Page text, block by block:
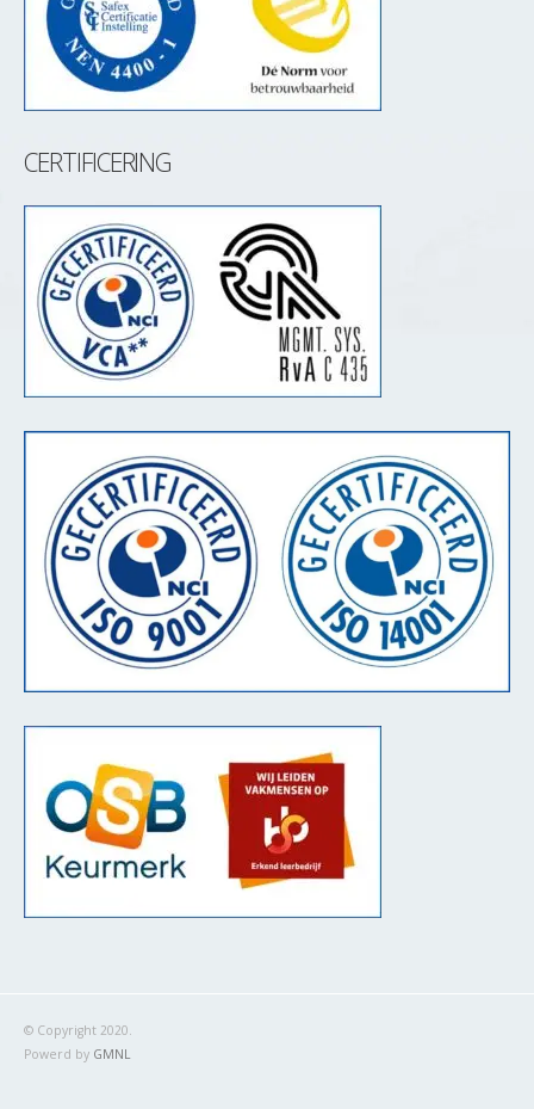
CERTIFICERING
© Copyright 2020.
Powerd by GMNL